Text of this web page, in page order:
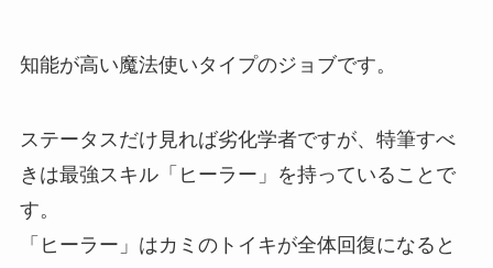
知能が高い魔法使いタイプのジョブです。
ステータスだけ見れば劣化学者ですが、特筆すべ
きは最強スキル「ヒーラー」を持っていることで
す。
「ヒーラー」はカミのトイキが全体回復になると